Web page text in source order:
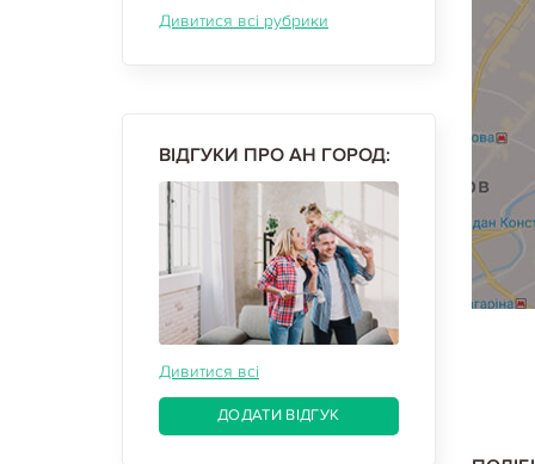
Дивитися всі рубрики
ВІДГУКИ ПРО АН ГОРОД:
Дивитися всі
ДОДАТИ ВІДГУК